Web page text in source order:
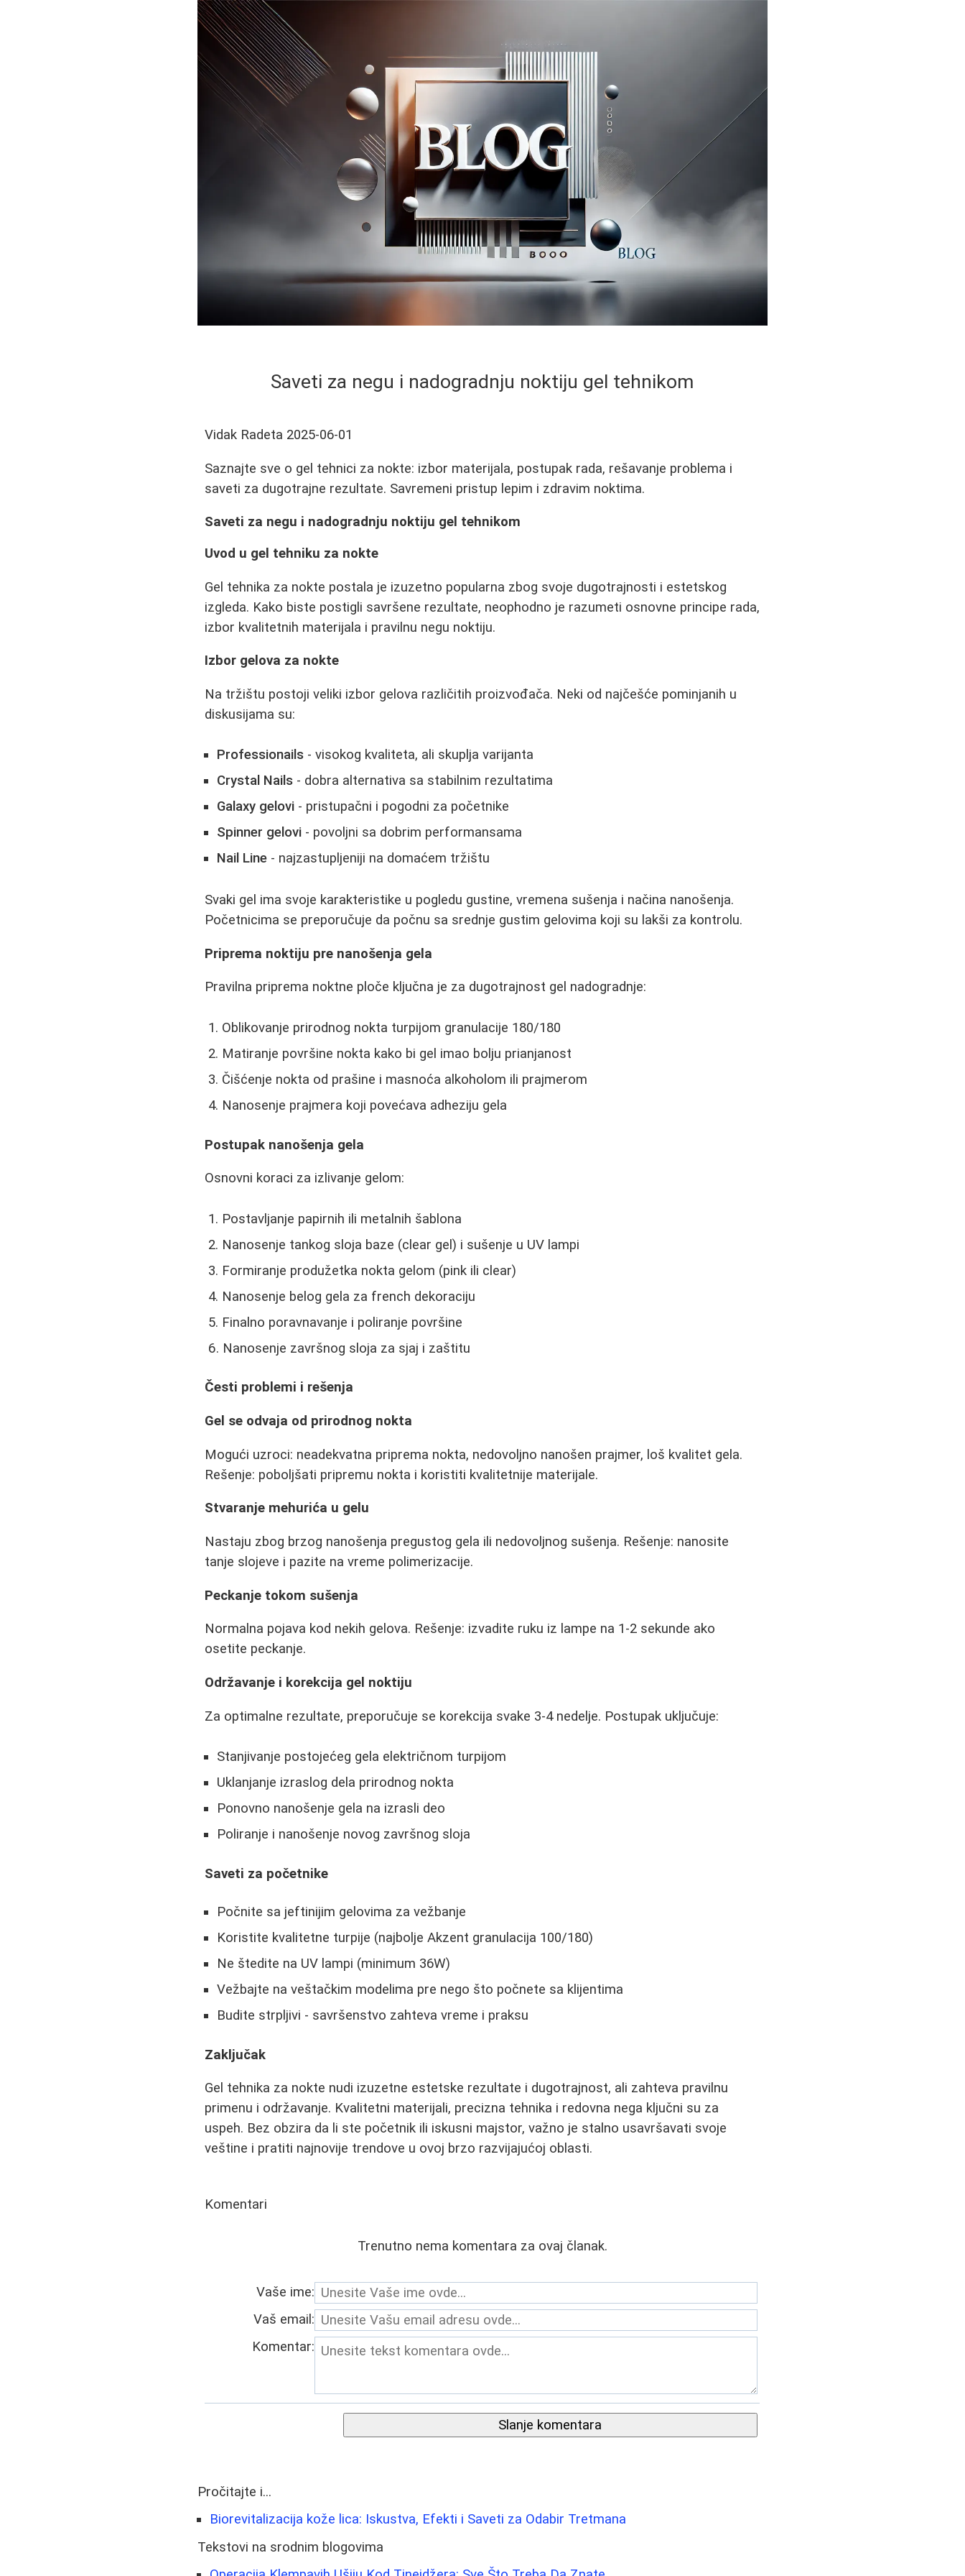
Saveti za negu i nadogradnju noktiju gel tehnikom
Vidak Radeta 2025-06-01
Saznajte sve o gel tehnici za nokte: izbor materijala, postupak rada, rešavanje problema i
saveti za dugotrajne rezultate. Savremeni pristup lepim i zdravim noktima.
Saveti za negu i nadogradnju noktiju gel tehnikom
Uvod u gel tehniku za nokte
Gel tehnika za nokte postala je izuzetno popularna zbog svoje dugotrajnosti i estetskog
izgleda. Kako biste postigli savršene rezultate, neophodno je razumeti osnovne principe rada,
izbor kvalitetnih materijala i pravilnu negu noktiju.
Izbor gelova za nokte
Na tržištu postoji veliki izbor gelova različitih proizvođača. Neki od najčešće pominjanih u
diskusijama su:
Professionails - visokog kvaliteta, ali skuplja varijanta
Crystal Nails - dobra alternativa sa stabilnim rezultatima
Galaxy gelovi - pristupačni i pogodni za početnike
Spinner gelovi - povoljni sa dobrim performansama
Nail Line - najzastupljeniji na domaćem tržištu
Svaki gel ima svoje karakteristike u pogledu gustine, vremena sušenja i načina nanošenja.
Početnicima se preporučuje da počnu sa srednje gustim gelovima koji su lakši za kontrolu.
Priprema noktiju pre nanošenja gela
Pravilna priprema noktne ploče ključna je za dugotrajnost gel nadogradnje:
Oblikovanje prirodnog nokta turpijom granulacije 180/180
Matiranje površine nokta kako bi gel imao bolju prianjanost
Čišćenje nokta od prašine i masnoća alkoholom ili prajmerom
Nanosenje prajmera koji povećava adheziju gela
Postupak nanošenja gela
Osnovni koraci za izlivanje gelom:
Postavljanje papirnih ili metalnih šablona
Nanosenje tankog sloja baze (clear gel) i sušenje u UV lampi
Formiranje produžetka nokta gelom (pink ili clear)
Nanosenje belog gela za french dekoraciju
Finalno poravnavanje i poliranje površine
Nanosenje završnog sloja za sjaj i zaštitu
Česti problemi i rešenja
Gel se odvaja od prirodnog nokta
Mogući uzroci: neadekvatna priprema nokta, nedovoljno nanošen prajmer, loš kvalitet gela.
Rešenje: poboljšati pripremu nokta i koristiti kvalitetnije materijale.
Stvaranje mehurića u gelu
Nastaju zbog brzog nanošenja pregustog gela ili nedovoljnog sušenja. Rešenje: nanosite
tanje slojeve i pazite na vreme polimerizacije.
Peckanje tokom sušenja
Normalna pojava kod nekih gelova. Rešenje: izvadite ruku iz lampe na 1-2 sekunde ako
osetite peckanje.
Održavanje i korekcija gel noktiju
Za optimalne rezultate, preporučuje se korekcija svake 3-4 nedelje. Postupak uključuje:
Stanjivanje postojećeg gela električnom turpijom
Uklanjanje izraslog dela prirodnog nokta
Ponovno nanošenje gela na izrasli deo
Poliranje i nanošenje novog završnog sloja
Saveti za početnike
Počnite sa jeftinijim gelovima za vežbanje
Koristite kvalitetne turpije (najbolje Akzent granulacija 100/180)
Ne štedite na UV lampi (minimum 36W)
Vežbajte na veštačkim modelima pre nego što počnete sa klijentima
Budite strpljivi - savršenstvo zahteva vreme i praksu
Zaključak
Gel tehnika za nokte nudi izuzetne estetske rezultate i dugotrajnost, ali zahteva pravilnu
primenu i održavanje. Kvalitetni materijali, precizna tehnika i redovna nega ključni su za
uspeh. Bez obzira da li ste početnik ili iskusni majstor, važno je stalno usavršavati svoje
veštine i pratiti najnovije trendove u ovoj brzo razvijajućoj oblasti.
Komentari
Trenutno nema komentara za ovaj članak.
Vaše ime:
Vaš email:
Komentar:
Slanje komentara
Pročitajte i...
Biorevitalizacija kože lica: Iskustva, Efekti i Saveti za Odabir Tretmana
Tekstovi na srodnim blogovima